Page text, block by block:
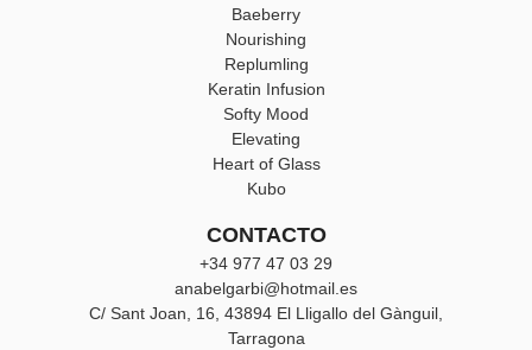
Baeberry
Nourishing
Replumling
Keratin Infusion
Softy Mood
Elevating
Heart of Glass
Kubo
CONTACTO
+34 977 47 03 29
anabelgarbi@hotmail.es
C/ Sant Joan, 16, 43894 El Lligallo del Gànguil,
Tarragona